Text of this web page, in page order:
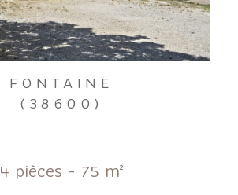
FONTAINE
(38600)
4 pièces - 75 m²